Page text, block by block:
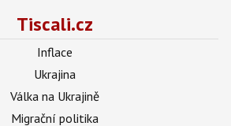
Tiscali.cz
Inflace
Ukrajina
Válka na Ukrajině
Migrační politika